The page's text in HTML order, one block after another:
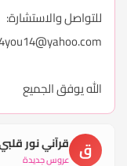
للتواصل والاستشارة:
الله يوفق الجميع
ق قرآني نور
عروس جديدة